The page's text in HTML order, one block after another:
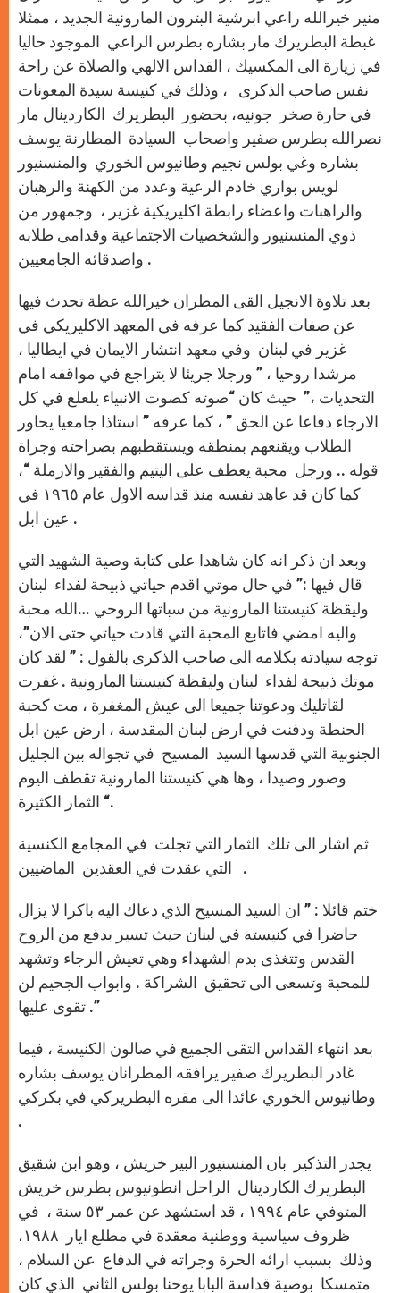
منير خيرالله راعي ابرشية البترون المارونية الجديد ، ممثلا
غبطة البطريرك مار بشاره بطرس الراعي الموجود حاليا
في زيارة الى المكسيك ، القداس الالهي والصلاة عن راحة
نفس صاحب الذكرى ، وذلك في كنيسة سيدة المعونات
في حارة صخر جونيه، بحضور البطريرك الكاردينال مار
نصرالله بطرس صفير واصحاب السيادة المطارنة يوسف
بشاره وغي بولس نجيم وطانيوس الخوري والمنسنيور
لويس بواري خادم الرعية وعدد من الكهنة والرهبان
والراهبات واعضاء رابطة اكليريكية غزير ، وجمهور من
ذوي المنسنيور والشخصيات الاجتماعية وقدامى طلابه
واصدقائه الجامعيين .
بعد تلاوة الانجيل القى المطران خيرالله عظة تحدث فيها
عن صفات الفقيد كما عرفه في المعهد الاكليريكي في
غزير في لبنان وفي معهد انتشار الايمان في ايطاليا ،
مرشدا روحيا ، ” ورجلا جريئا لا يتراجع في مواقفه امام
التحديات ،” حيث كان “صوته كصوت الانبياء يلعلع في كل
الارجاء دفاعا عن الحق ” ، كما عرفه ” استاذا جامعيا يحاور
الطلاب ويقنعهم بمنطقه ويستقطبهم بصراحته وجراة
قوله .. ورجل محبة يعطف على اليتيم والفقير والارملة “،
كما كان قد عاهد نفسه منذ قداسه الاول عام ١٩٦٥ في
عين ابل .
وبعد ان ذكر انه كان شاهدا على كتابة وصية الشهيد التي
قال فيها :” في حال موتي اقدم حياتي ذبيحة لفداء لبنان
وليقظة كنيستنا المارونية من سباتها الروحي …الله محبة
واليه امضي فاتابع المحبة التي قادت حياتي حتى الان”،
توجه سيادته بكلامه الى صاحب الذكرى بالقول : ” لقد كان
موتك ذبيحة لفداء لبنان وليقظة كنيستنا المارونية . غفرت
لقاتليك ودعوتنا جميعا الى عيش المغفرة ، مت كحبة
الحنطة ودفنت في ارض لبنان المقدسة ، ارض عين ابل
الجنوبية التي قدسها السيد المسيح في تجواله بين الجليل
وصور وصيدا ، وها هي كنيستنا المارونية تقطف اليوم
الثمار الكثيرة “.
ثم اشار الى تلك الثمار التي تجلت في المجامع الكنسية
التي عقدت في العقدين الماضيين .
ختم قائلا : ” ان السيد المسيح الذي دعاك اليه باكرا لا يزال
حاضرا في كنيسته في لبنان حيث تسير بدفع من الروح
القدس وتتغذى بدم الشهداء وهي تعيش الرجاء وتشهد
للمحبة وتسعى الى تحقيق الشراكة . وابواب الجحيم لن
تقوى عليها .”
بعد انتهاء القداس التقى الجميع في صالون الكنيسة ، فيما
غادر البطريرك صفير يرافقه المطرانان يوسف بشاره
وطانيوس الخوري عائدا الى مقره البطريركي في بكركي
.
يجدر التذكير بان المنسنيور البير خريش ، وهو ابن شقيق
البطريرك الكاردينال الراحل انطونيوس بطرس خريش
المتوفي عام ١٩٩٤ ، قد استشهد عن عمر ٥٣ سنة ، في
ظروف سياسية ووطنية معقدة في مطلع ايار ١٩٨٨،
وذلك بسبب ارائه الحرة وجراته في الدفاع عن السلام ،
متمسكا بوصية قداسة البابا يوحنا بولس الثاني الذي كان